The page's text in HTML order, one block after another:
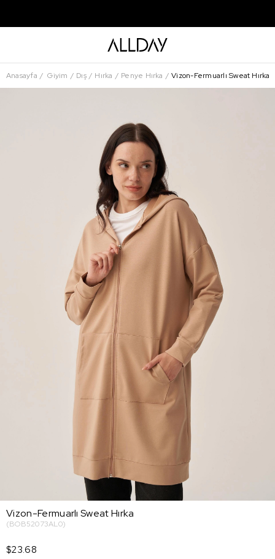
Anasayfa Giyim Dış Hırka Penye Hırka Vizon-Fermuarlı Sweat Hırka
Vizon-Fermuarlı Sweat Hırka
(BOB52073AL0)
$23.68